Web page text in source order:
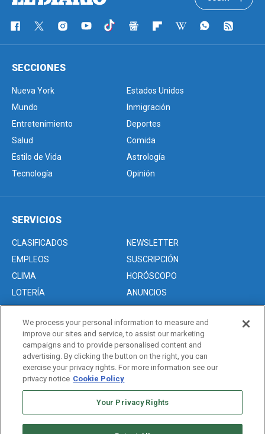
SECCIONES
Nueva York
Estados Unidos
Mundo
Inmigración
Entretenimiento
Deportes
Salud
Comida
Estilo de Vida
Astrología
Tecnología
Opinión
SERVICIOS
CLASIFICADOS
NEWSLETTER
EMPLEOS
SUSCRIPCIÓN
CLIMA
HORÓSCOPO
LOTERÍA
ANUNCIOS
Acerca de nosotros
Advertise with Us/Anuncios
Politica de Privacidad
Editorial Guidelines
We process your personal information to measure and
improve our sites and service, to assist our marketing
campaigns and to provide personalised content and
advertising. By clicking the button on the right, you can
exercise your privacy rights. For more information see our
privacy notice Cookie Policy
Your Privacy Rights